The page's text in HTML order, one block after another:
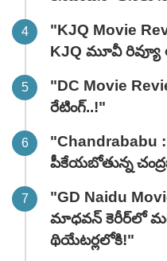
"KJQ Movie
KJQ మూవీ రివ్యూ
"DC Movie
రేటింగ్‌..!"
"Chandrababu :
పీకేయబోతున్న
"GD Naidu
మాధవన్‌ కెరీర్‌లో మరో
థియేటర్లలోకి!"